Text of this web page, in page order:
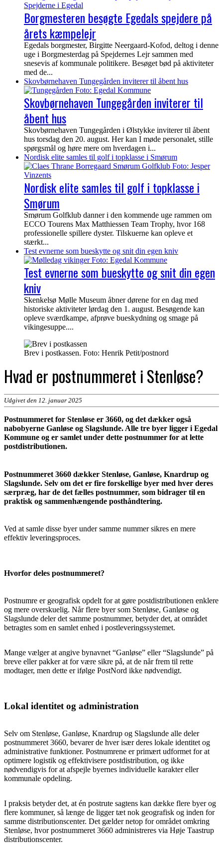
Borgmesteren besøgte Egedals spejdere på
årets kæmpelejr
Egedals borgmester, Birgitte Neergaard-Kofod, deltog i denne
uge i Borgmesterdag på Spejdernes Lejr sammen med
snesevis af kommunale politikere. Besøget bød på aktiviteter
med de...
Skovbørnehaven Tungegården inviterer til åbent hus
Skovbørnehaven Tungegården inviterer til
åbent hus
Skovbørnehaven Tungegården i Ølstykke inviterer til åbent
hus torsdag den 20. august. Her kan I møde personalet, stille
spørgsmål og høre mere om hverdagen i...
Nordisk elite samles til golf i topklasse i Smørum
Nordisk elite samles til golf i topklasse i
Smørum
Smørum Golfklub danner i den kommende uge rammen om
ECCO Tourens Max Matthiessen Team Trophy, hvor 168
professionelle spillere dyster. Tilskuerne kan opleve et
stærkt...
Test evnerne som bueskytte og snit din egen kniv
Test evnerne som bueskytte og snit din egen
kniv
Skenkelsø Mølle Museum åbner dørene for en dag med
historiske aktiviteter lørdag den 1. august. Besøgende kan
opleve sværdkampe, afprøve bueskydning og smage på
vikingesuppe....
Brev i postkassen. Foto: Henrik Petit/postnord
Hvad er postnummeret i Stenløse?
Udgivet den 12. januar 2025
Postnummeret for Stenløse er 3660, og det dækker også
nabobyerne Ganløse og Slagslunde. Alle tre byer ligger i Egedal
Kommune og er samlet under dette postnummer for at lette
postdistributionen.
Postnummeret 3660 dækker Stenløse, Ganløse, Knardrup og
Slagslunde. Selv om det er fire forskellige byer med hver deres
særpræg, har de det fælles postnummer, som bidrager til en
praktisk og sammenhængende posthåndtering.
Ved at samle disse byer under samme nummer sikres en mere
effektiv leveringsproces.
Hvorfor deles postnummeret?
Postnumre er geografisk opdelt for at gøre postdistributionen enklere
og mere overskuelig. Når flere byer som Stenløse, Ganløse og
Slagslunde deler det samme postnummer, betyder det, at området
betragtes som en samlet enhed i postleveringssystemet.
Mange vælger at angive bynavnet “Ganløse” eller “Slagslunde” på
breve eller pakker at for være sikre på, at de når frem til rette
modtager, men dette er ifølge PostNord ikke nødvendigt.
Lokal identitet og administration
Selv om Stenløse, Ganløse, Knardrup og Slagslunde alle deler
postnummeret 3660, bevarer de hver især deres lokale identitet og
administrative funktioner. Postnumrene er primært udformet for at
optimere logistik og effektivisere postdistribution, og ikke
nødvendigvis for at afspejle byernes individuelle karakter eller
kommunale opdeling.
I praksis betyder det, at én postrute sagtens kan dække flere byer og
flere kommuner, så længe de ligger tæt nok geografisk og inden for
samme distributionscenter. Det gælder netop for området omkring
Stenløse, hvor postnummeret 3660 administreres via Høje Taastrup
distributionscenter.